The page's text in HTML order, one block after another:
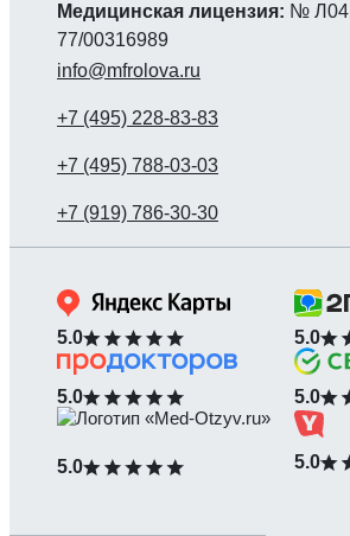
Медицинская лицензия: №
77/00316989
info@mfrolova.ru
5.0 5.0
5.0 5.0
5.0 5.0